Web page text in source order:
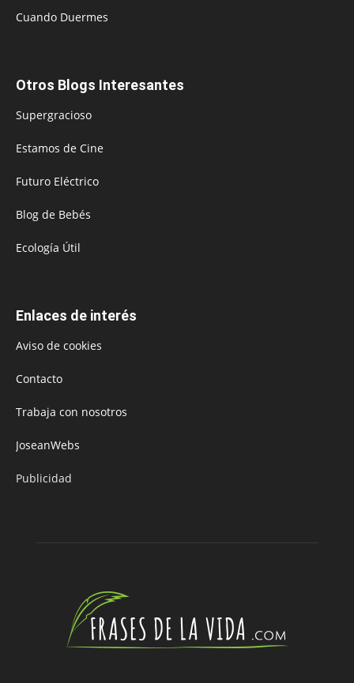
Cuando Duermes
Otros Blogs Interesantes
Supergracioso
Estamos de Cine
Futuro Eléctrico
Blog de Bebés
Ecología Útil
Enlaces de interés
Aviso de cookies
Contacto
Trabaja con nosotros
JoseanWebs
Publicidad